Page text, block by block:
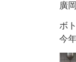
廣
ボ
今